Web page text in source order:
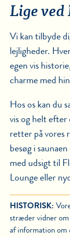
Lige ved
Vi kan tilbyde
lejligheder.
egen vis
charme med
Hos os kan du
vis og helt
retter på vores
besøg i
med udsigt til
Lounge eller
HISTORISK:
stræder vidner
af information om